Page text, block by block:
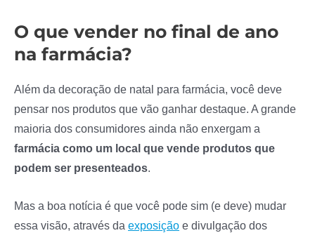
O que vender no final de ano
na farmácia?
Além da decoração de natal para farmácia, você deve
pensar nos produtos que vão ganhar destaque. A grande
maioria dos consumidores ainda não enxergam a
farmácia como um local que vende produtos que
podem ser presenteados.
Mas a boa notícia é que você pode sim (e deve) mudar
essa visão, através da exposição e divulgação dos